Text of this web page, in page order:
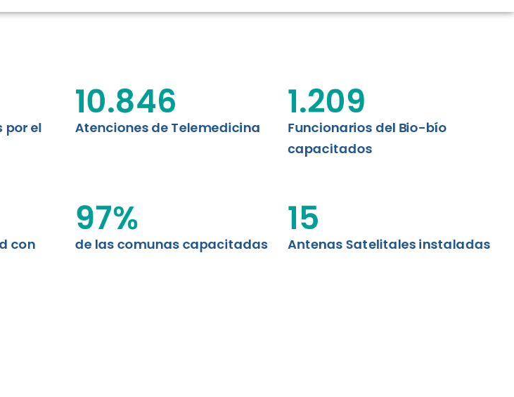
ABORDAJE CLÍNICO EN
I+D+I+E
por el
Atenciones de Telemedicina
10.846
Funcionarios del Bio-bío
capacitados
1.209
con
de las comunas capacitadas
97%
Antenas Satelitales instaladas
15